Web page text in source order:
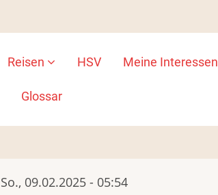
Reisen HSV Meine Interessen
Glossar
So., 09.02.2025 - 05:54